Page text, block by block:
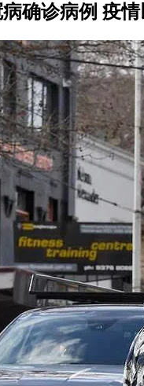
确诊病例 疫